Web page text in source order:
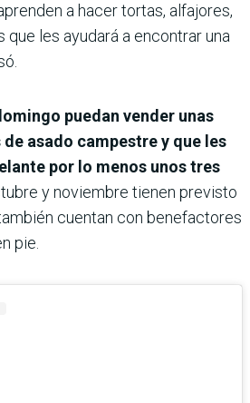
a hacer tortas, alfajores,
les ayudará a encontrar una
puedan vender unas
asado campestre y que les
por lo menos unos tres
y noviembre tienen previsto
cuentan con benefactores
pie.